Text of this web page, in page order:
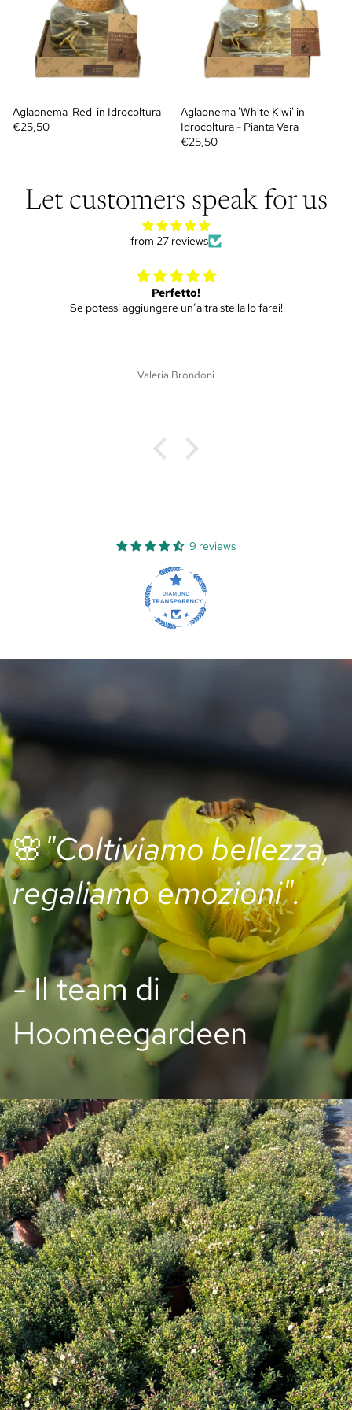
Aglaonema 'Red' in Idrocoltura
€25,50
Aglaonema 'White Kiwi' in
Idrocoltura - Pianta Vera
€25,50
Let customers speak for us
from 27 reviews
Piantina molto bella, spedizione efficiente e
9 reviews
🌸"Coltiviamo bellezza,
regaliamo emozioni".
- Il team di
Hoomeegardeen